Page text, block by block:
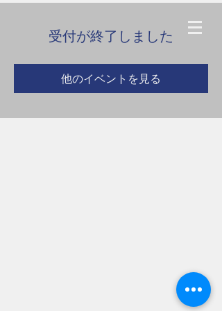
受付が終了しました
他のイベントを見る